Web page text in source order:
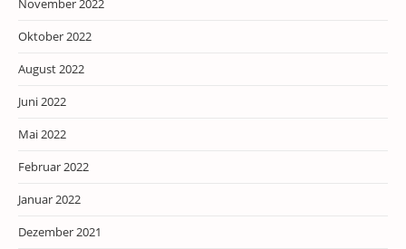
Oktober 2022
August 2022
Juni 2022
Mai 2022
Februar 2022
Januar 2022
Dezember 2021